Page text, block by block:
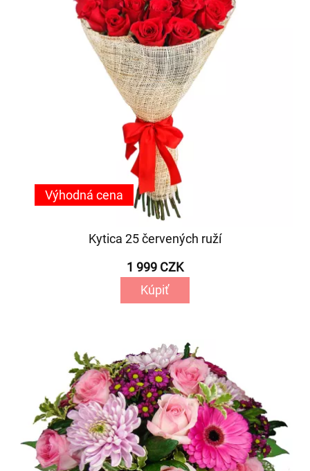
Kytica 25 červených ruží
1 999 CZK
Kúpiť
Výhodná cena